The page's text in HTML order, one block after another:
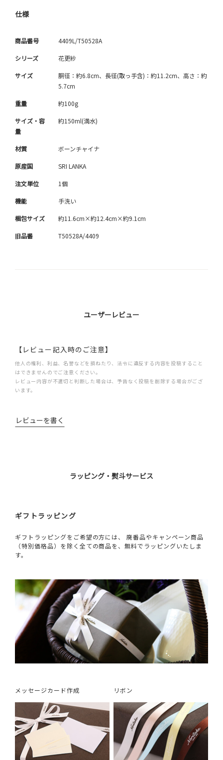
仕様
商品番号 4409L/T50528A
シリーズ 花更紗
サイズ
胴径：約6.8cm、長径(取っ手含)：約11.2cm、高さ：約
5.7cm
重量 約100g
サイズ・容
量
約150ml(満水)
材質 ボーンチャイナ
原産国 SRI LANKA
注文単位 1個
機能 手洗い
梱包サイズ 約11.6cm×約12.4cm×約9.1cm
旧品番 T50528A/4409
ユーザーレビュー
【レビュー記入時のご注意】
他人の権利、利益、名誉などを損ねたり、法令に違反する内容を投稿すること
はできませんのでご注意ください。
レビュー内容が不適切と判断した場合は、予告なく投稿を削除する場合がござ
います。
レビューを書く
ラッピング・熨斗サービス
ギフトラッピング
ギフトラッピングをご希望の方には、 廃番品やキャンペーン商品
（特別価格品）を除く全ての商品を、無料でラッピングいたしま
す。
メッセージカード作成 リボン